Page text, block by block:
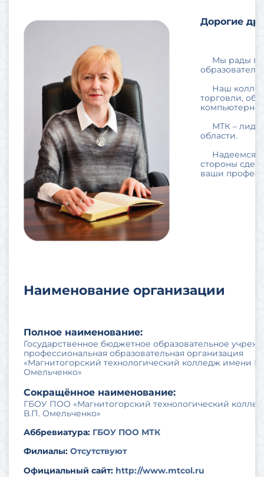
Дорогие
Мы рады
Наш колледж
торговли,
МТК – лидер
области.
Надеемся,
стороны
ваши
Наименование организации
Полное наименование:
Государственное бюджетное образовательное
профессиональная образовательная организация
«Магнитогорский технологический колледж имени
Омельченко»
Сокращённое наименование:
ГБОУ ПОО «Магнитогорский технологический
В.П. Омельченко»
Аббревиатура: ГБОУ ПОО МТК
Филиалы: Отсутствуют
Официальный сайт: http://www.mtcol.ru